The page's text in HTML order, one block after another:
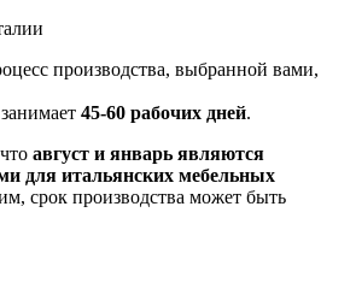
производства, выбранной вами,
45-60 рабочих дней.
август и январь являются
для итальянских мебельных
срок производства может быть